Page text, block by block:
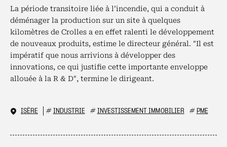
La période transitoire liée à l’incendie, qui a conduit à
déménager la production sur un site à quelques
kilomètres de Crolles a en effet ralenti le développement
de nouveaux produits, estime le directeur général. "Il est
impératif que nous arrivions à développer des
innovations, ce qui justifie cette importante enveloppe
allouée à la R & D", termine le dirigeant.
ISÈRE # INDUSTRIE # INVESTISSEMENT IMMOBILIER # PME